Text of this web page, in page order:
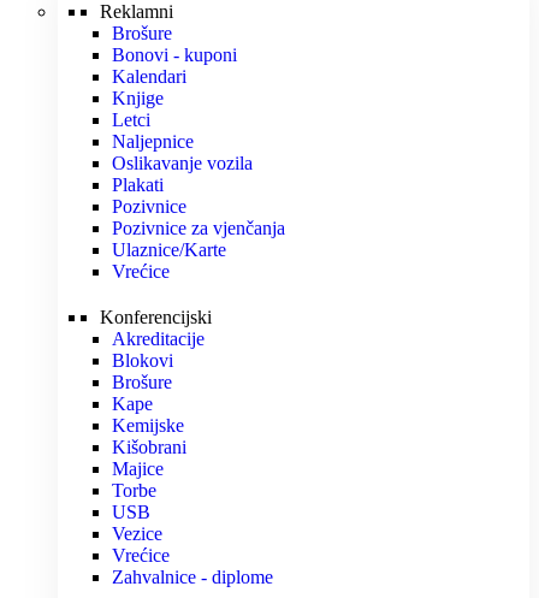
Reklamni
Brošure
Bonovi - kuponi
Kalendari
Knjige
Letci
Naljepnice
Oslikavanje vozila
Plakati
Pozivnice
Pozivnice za vjenčanja
Ulaznice/Karte
Vrećice
Konferencijski
Akreditacije
Blokovi
Brošure
Kape
Kemijske
Kišobrani
Majice
Torbe
USB
Vezice
Vrećice
Zahvalnice - diplome